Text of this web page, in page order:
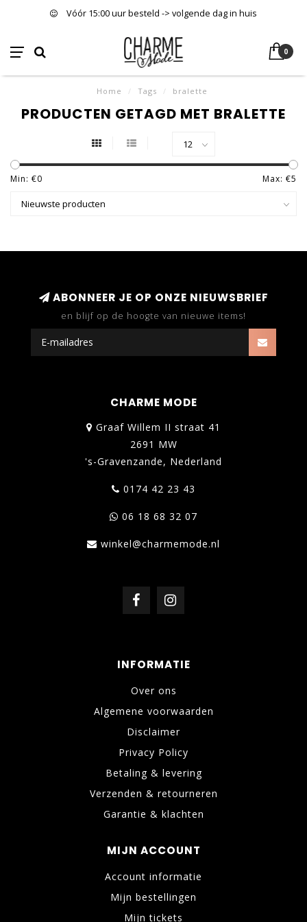
Vóór 15:00 uur besteld -> volgende dag in huis
0
Home / Tags / bralette
PRODUCTEN GETAGD MET BRALETTE
Min: €0 Max: €5
ABONNEER JE OP ONZE NIEUWSBRIEF
en blijf op de hoogte van nieuwe items!
CHARME MODE
Graaf Willem II straat 41
2691 MW
's-Gravenzande, Nederland
0174 42 23 43
06 18 68 32 07
winkel@charmemode.nl
INFORMATIE
Over ons
Algemene voorwaarden
Disclaimer
Privacy Policy
Betaling & levering
Verzenden & retourneren
Garantie & klachten
MIJN ACCOUNT
Account informatie
Mijn bestellingen
Mijn tickets